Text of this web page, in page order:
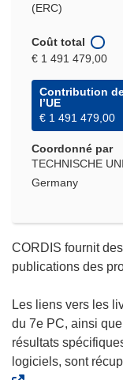
(ERC)
Coût total
€ 1 491 479,00
Contribution
l’UE
€ 1 491 479,00
Coordonné par
TECHNISCHE
Germany
CORDIS fournit
publications des
Les liens vers les
du 7e PC, ainsi
résultats
logiciels, sont